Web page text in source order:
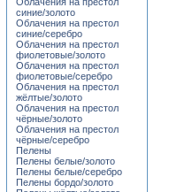
синие/золото
Облачения на престол
синие/серебро
Облачения на престол
фиолетовые/золото
Облачения на престол
фиолетовые/серебро
Облачения на престол
жёлтые/золото
Облачения на престол
чёрные/золото
Облачения на престол
чёрные/серебро
Пелены
Пелены белые/золото
Пелены белые/серебро
Пелены бордо/золото